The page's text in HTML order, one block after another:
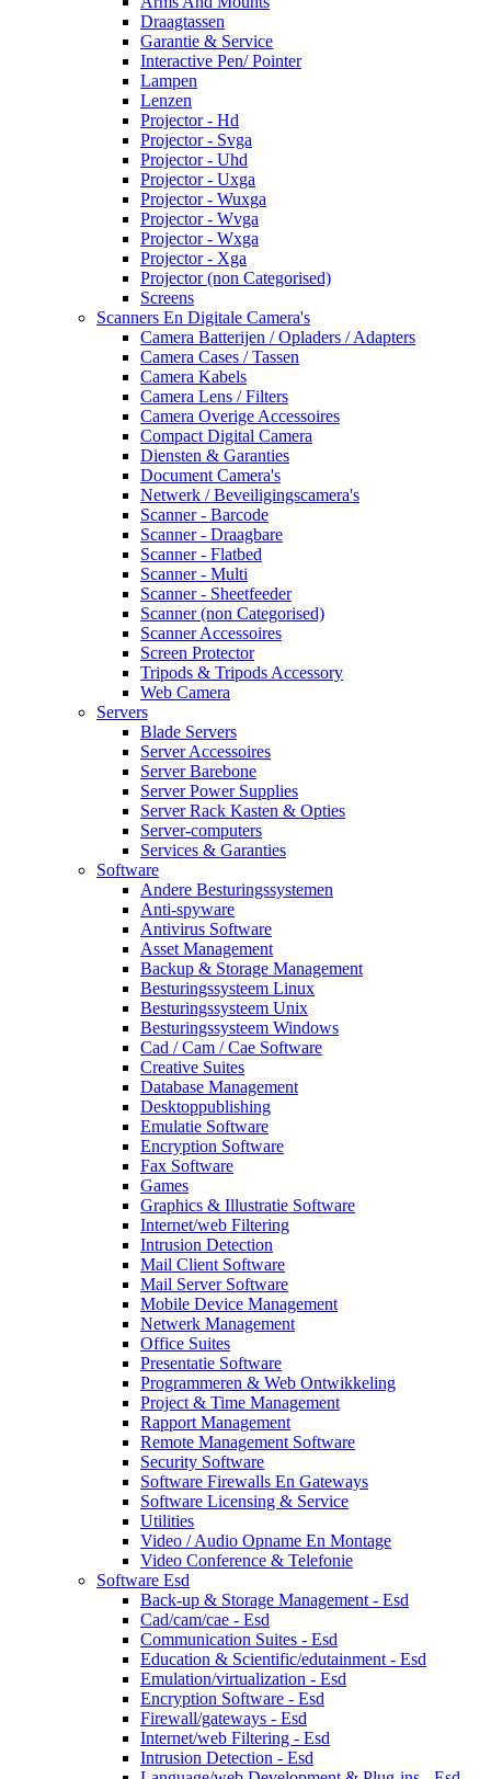
Draagtassen
Garantie & Service
Interactive Pen/ Pointer
Lampen
Lenzen
Projector - Hd
Projector - Svga
Projector - Uhd
Projector - Uxga
Projector - Wuxga
Projector - Wvga
Projector - Wxga
Projector - Xga
Projector (non Categorised)
Screens
Scanners En Digitale Camera's
Camera Batterijen / Opladers / Adapters
Camera Cases / Tassen
Camera Kabels
Camera Lens / Filters
Camera Overige Accessoires
Compact Digital Camera
Diensten & Garanties
Document Camera's
Netwerk / Beveiligingscamera's
Scanner - Barcode
Scanner - Draagbare
Scanner - Flatbed
Scanner - Multi
Scanner - Sheetfeeder
Scanner (non Categorised)
Scanner Accessoires
Screen Protector
Tripods & Tripods Accessory
Web Camera
Servers
Blade Servers
Server Accessoires
Server Barebone
Server Power Supplies
Server Rack Kasten & Opties
Server-computers
Services & Garanties
Software
Andere Besturingssystemen
Anti-spyware
Antivirus Software
Asset Management
Backup & Storage Management
Besturingssysteem Linux
Besturingssysteem Unix
Besturingssysteem Windows
Cad / Cam / Cae Software
Creative Suites
Database Management
Desktoppublishing
Emulatie Software
Encryption Software
Fax Software
Games
Graphics & Illustratie Software
Internet/web Filtering
Intrusion Detection
Mail Client Software
Mail Server Software
Mobile Device Management
Netwerk Management
Office Suites
Presentatie Software
Programmeren & Web Ontwikkeling
Project & Time Management
Rapport Management
Remote Management Software
Security Software
Software Firewalls En Gateways
Software Licensing & Service
Utilities
Video / Audio Opname En Montage
Video Conference & Telefonie
Software Esd
Back-up & Storage Management - Esd
Cad/cam/cae - Esd
Communication Suites - Esd
Education & Scientific/edutainment - Esd
Emulation/virtualization - Esd
Encryption Software - Esd
Firewall/gateways - Esd
Internet/web Filtering - Esd
Intrusion Detection - Esd